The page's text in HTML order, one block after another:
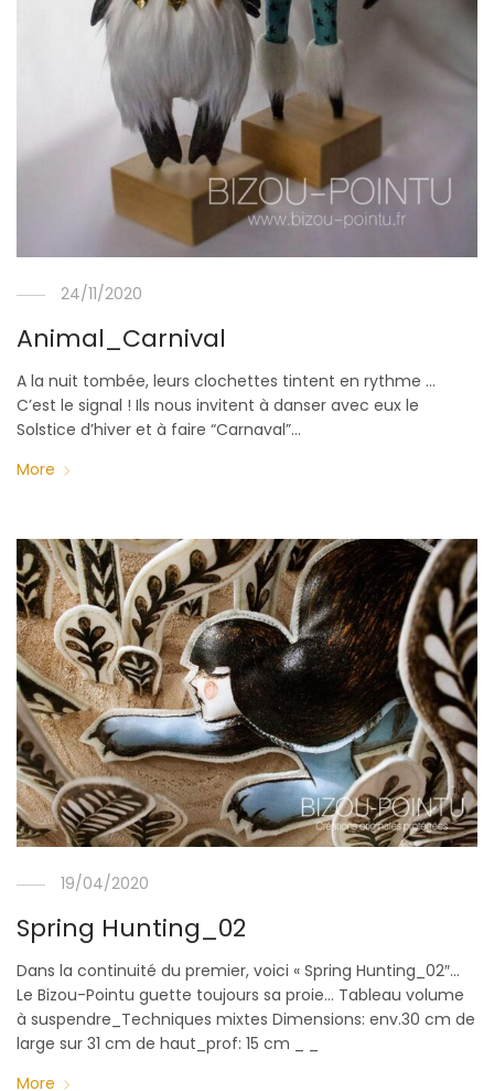
24/11/2020
Animal_Carnival
A la nuit tombée, leurs clochettes tintent en rythme …
C’est le signal ! Ils nous invitent à danser avec eux le
Solstice d’hiver et à faire “Carnaval”…
More
19/04/2020
Spring Hunting_02
Dans la continuité du premier, voici « Spring Hunting_02″…
Le Bizou-Pointu guette toujours sa proie… Tableau volume
à suspendre_Techniques mixtes Dimensions: env.30 cm de
large sur 31 cm de haut_prof: 15 cm _ _
More